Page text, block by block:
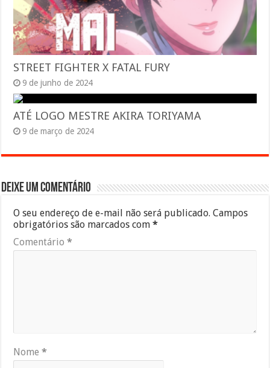
STREET FIGHTER X FATAL FURY
9 de junho de 2024
ATÉ LOGO MESTRE AKIRA TORIYAMA
9 de março de 2024
Deixe um comentário
O seu endereço de e-mail não será publicado. Campos
obrigatórios são marcados com*
Comentário*
Nome*